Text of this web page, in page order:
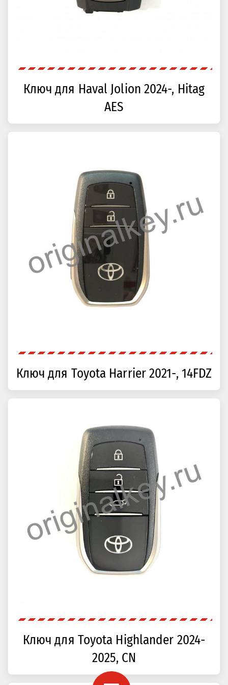
Ключ для Haval Jolion 2024-, Hitag
AES
Ключ для Toyota Harrier 2021-, 14FDZ
Ключ для Toyota Highlander 2024-
2025, CN